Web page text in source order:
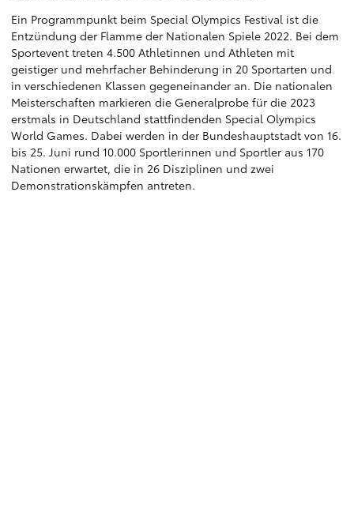
Ein Programmpunkt beim Special Olympics Festival ist die
Entzündung der Flamme der Nationalen Spiele 2022. Bei dem
Sportevent treten 4.500 Athletinnen und Athleten mit
geistiger und mehrfacher Behinderung in 20 Sportarten und
in verschiedenen Klassen gegeneinander an. Die nationalen
Meisterschaften markieren die Generalprobe für die 2023
erstmals in Deutschland stattfindenden Special Olympics
World Games. Dabei werden in der Bundeshauptstadt von 16.
bis 25. Juni rund 10.000 Sportlerinnen und Sportler aus 170
Nationen erwartet, die in 26 Disziplinen und zwei
Demonstrationskämpfen antreten.